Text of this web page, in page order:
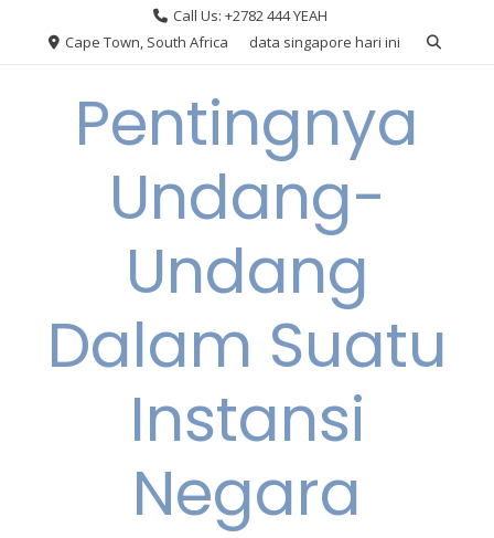
Call Us: +2782 444 YEAH
Cape Town, South Africa
data singapore hari ini
Pentingnya
Undang-
Undang
Dalam Suatu
Instansi
Negara